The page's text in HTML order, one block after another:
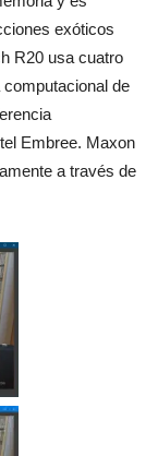
exóticos
R20 usa cuatro
de
Embree. Maxon
a través de